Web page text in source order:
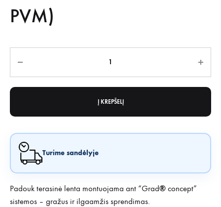
PVM)
Į KREPŠELĮ
Turime sandėlyje
Padouk terasinė lenta montuojama ant “Grad® concept”
sistemos – gražus ir ilgaamžis sprendimas.